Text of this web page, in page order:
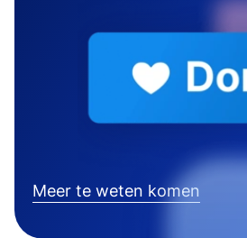
Meer te weten komen